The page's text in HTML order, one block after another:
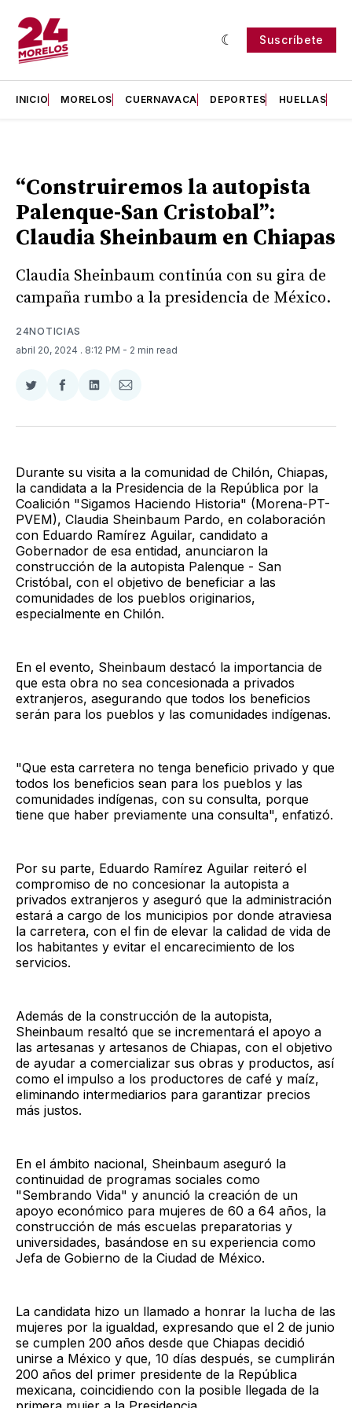
Suscríbete
INICIO MORELOS CUERNAVACA DEPORTES HUELLAS
“Construiremos la autopista
Palenque-San Cristobal”:
Claudia Sheinbaum en Chiapas
Claudia Sheinbaum continúa con su gira de
campaña rumbo a la presidencia de México.
24NOTICIAS
abril 20, 2024 . 8:12 PM - 2 min read
Compartir
Twitter
Compartir
Facebook
Compartir
LinkedIn
Compartir
Email
Durante su visita a la comunidad de Chilón, Chiapas,
la candidata a la Presidencia de la República por la
Coalición "Sigamos Haciendo Historia" (Morena-PT-
PVEM), Claudia Sheinbaum Pardo, en colaboración
con Eduardo Ramírez Aguilar, candidato a
Gobernador de esa entidad, anunciaron la
construcción de la autopista Palenque - San
Cristóbal, con el objetivo de beneficiar a las
comunidades de los pueblos originarios,
especialmente en Chilón.
En el evento, Sheinbaum destacó la importancia de
que esta obra no sea concesionada a privados
extranjeros, asegurando que todos los beneficios
serán para los pueblos y las comunidades indígenas.
"Que esta carretera no tenga beneficio privado y que
todos los beneficios sean para los pueblos y las
comunidades indígenas, con su consulta, porque
tiene que haber previamente una consulta", enfatizó.
Por su parte, Eduardo Ramírez Aguilar reiteró el
compromiso de no concesionar la autopista a
privados extranjeros y aseguró que la administración
estará a cargo de los municipios por donde atraviesa
la carretera, con el fin de elevar la calidad de vida de
los habitantes y evitar el encarecimiento de los
servicios.
Además de la construcción de la autopista,
Sheinbaum resaltó que se incrementará el apoyo a
las artesanas y artesanos de Chiapas, con el objetivo
de ayudar a comercializar sus obras y productos, así
como el impulso a los productores de café y maíz,
eliminando intermediarios para garantizar precios
más justos.
En el ámbito nacional, Sheinbaum aseguró la
continuidad de programas sociales como
"Sembrando Vida" y anunció la creación de un
apoyo económico para mujeres de 60 a 64 años, la
construcción de más escuelas preparatorias y
universidades, basándose en su experiencia como
Jefa de Gobierno de la Ciudad de México.
La candidata hizo un llamado a honrar la lucha de las
mujeres por la igualdad, expresando que el 2 de junio
se cumplen 200 años desde que Chiapas decidió
unirse a México y que, 10 días después, se cumplirán
200 años del primer presidente de la República
mexicana, coincidiendo con la posible llegada de la